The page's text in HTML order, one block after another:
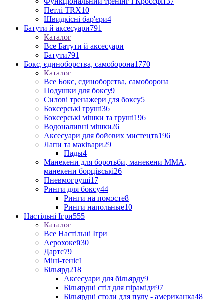
Петлі TRX10
Швидкісні бар'єри4
Батути й аксесуари791
Каталог
Все Батути й аксесуари
Батути791
Бокс, єдиноборства, самоборона1770
Каталог
Все Бокс, єдиноборства, самоборона
Подушки для боксу9
Силові тренажери для боксу5
Боксерські груші36
Боксерські мішки та груші196
Водоналивні мішки26
Аксесуари для бойових мистецтв196
Лапи та маківари29
Пады4
Манекени для боротьби, манекени ММА,
манекени борцівські26
Пневмогруші17
Ринги для боксу44
Ринги на помосте8
Ринги напольные10
Настільні Ігри555
Каталог
Все Настільні Ігри
Аерохокей30
Дартс79
Міні-теніс1
Більярд218
Аксесуари для більярду9
Більярдні стіл для піраміди97
Більярдні столи для пулу - американка48